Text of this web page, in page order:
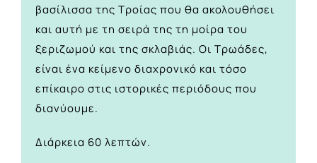
βασίλισσα της Τροίας που θα ακολουθήσει
και αυτή με τη σειρά της τη μοίρα του
ξεριζωμού και της σκλαβιάς. Οι Τρωάδες,
είναι ένα κείμενο διαχρονικό και τόσο
επίκαιρο στις ιστορικές περιόδους που
διανύουμε.
Διάρκεια 60 λεπτών.